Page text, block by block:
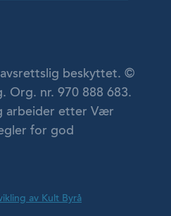
beskyttet. ©
Org. nr. 970 888 683.
arbeider etter Vær
for god
av Kult Byrå